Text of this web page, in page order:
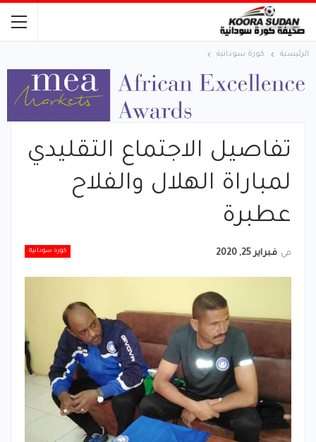
الرئيسية كورة سودانية
تفاصيل الاجتماع التقليدي
لمباراة الهلال والفلاح
عطبرة
كورة سودانية في فبراير 25, 2020